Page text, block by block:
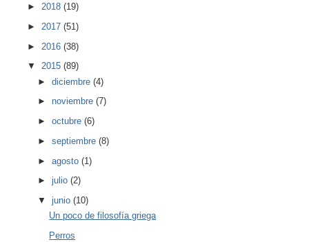
► 2018 (19)
► 2017 (51)
► 2016 (38)
▼ 2015 (89)
►diciembre(4)
►noviembre(7)
►octubre(6)
►septiembre(8)
►agosto(1)
►julio(2)
▼junio(10)
Un poco de filosofía griega
Perros